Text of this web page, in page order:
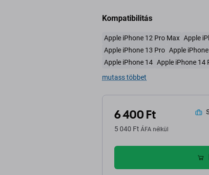
Kompatibilitás
Apple iPhone 12 Pro Max Apple
Apple iPhone 13 Pro Apple
Apple iPhone 14 Apple iPhone 14
mutass többet
6 400 Ft
5 040 Ft ÁFA nélkül